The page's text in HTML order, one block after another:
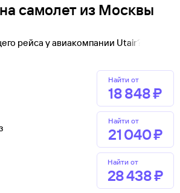
самолет из Москвы
рейса у авиакомпании Utair?
Найти от
18 ⁠848 ⁠₽
Найти от
21 ⁠040 ⁠₽
Найти от
28 ⁠438 ⁠₽